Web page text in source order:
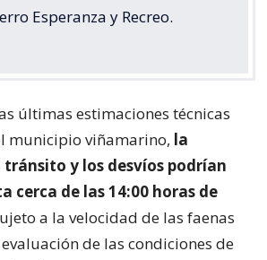
Esperanza y Recreo.
últimas estimaciones técnicas
municipio viñamarino, la
y los desvíos podrían
cerca de las 14:00 horas de
a la velocidad de las faenas
de las condiciones de